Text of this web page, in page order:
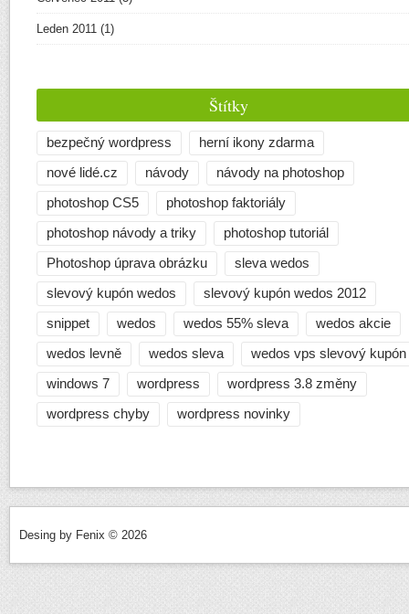
Leden 2011 (1)
Štítky
bezpečný wordpress herní ikony zdarma
nové lidé.cz návody návody na photoshop
photoshop CS5 photoshop faktoriály
photoshop návody a triky photoshop tutoriál
Photoshop úprava obrázku sleva wedos
slevový kupón wedos slevový kupón wedos 2012
snippet wedos wedos 55% sleva wedos akcie
wedos levně wedos sleva wedos vps slevový kupón
windows 7 wordpress wordpress 3.8 změny
wordpress chyby wordpress novinky
Desing by Fenix © 2026